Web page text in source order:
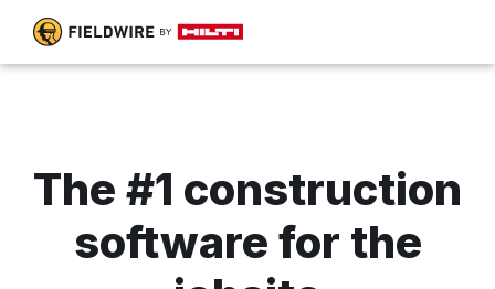
The #1 construction
software for the